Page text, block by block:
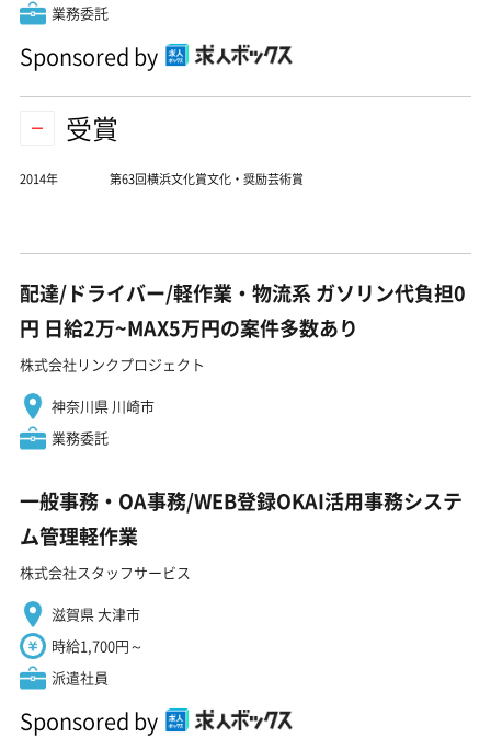
業務委託
Sponsored by
受賞
2014年 第63回横浜文化賞文化・奨励芸術賞
配達/ドライバー/軽作業・物流系 ガソリン代負担0
円 日給2万~MAX5万円の案件多数あり
株式会社リンクプロジェクト
神奈川県 川崎市
業務委託
一般事務・OA事務/WEB登録OKAI活用事務システ
ム管理軽作業
株式会社スタッフサービス
滋賀県 大津市
時給1,700円～
派遣社員
Sponsored by